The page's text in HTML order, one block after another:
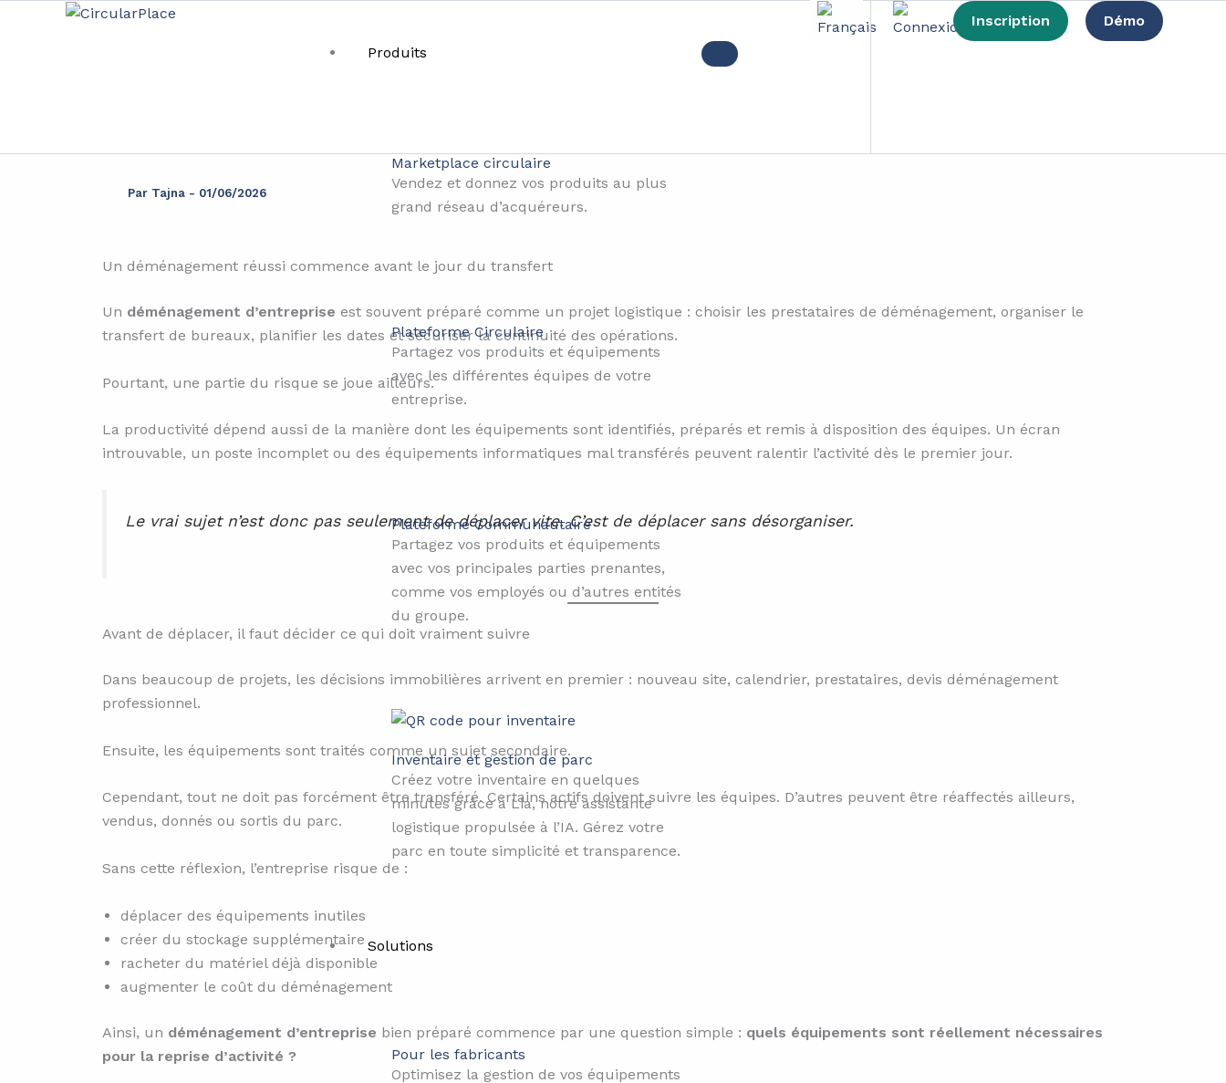
Produits
Marketplace circulaire
Vendez et donnez vos produits au plus
grand réseau d’acquéreurs.
Plateforme Circulaire
Partagez vos produits et équipements
avec les différentes équipes de votre
entreprise.
Plateforme Communautaire​​
Partagez vos produits et équipements
avec vos principales parties prenantes,
comme vos employés ou d’autres entités
du groupe.
Inventaire et gestion de parc
Créez votre inventaire en quelques
minutes grâce à Lia, notre assistante
logistique propulsée à l’IA. Gérez votre
parc en toute simplicité et transparence.
Solutions
Pour les fabricants
Optimisez la gestion de vos équipements
Inscription Démo
Par Tajna - 01/06/2026
Un déménagement réussi commence avant le jour du transfert
Un déménagement d’entreprise est souvent préparé comme un projet logistique : choisir les prestataires de déménagement, organiser le
transfert de bureaux, planifier les dates et sécuriser la continuité des opérations.
Pourtant, une partie du risque se joue ailleurs.
La productivité dépend aussi de la manière dont les équipements sont identifiés, préparés et remis à disposition des équipes. Un écran
introuvable, un poste incomplet ou des équipements informatiques mal transférés peuvent ralentir l’activité dès le premier jour.
Le vrai sujet n’est donc pas seulement de déplacer vite. C’est de déplacer sans désorganiser.
Avant de déplacer, il faut décider ce qui doit vraiment suivre
Dans beaucoup de projets, les décisions immobilières arrivent en premier : nouveau site, calendrier, prestataires, devis déménagement
professionnel.
Ensuite, les équipements sont traités comme un sujet secondaire.
Cependant, tout ne doit pas forcément être transféré. Certains actifs doivent suivre les équipes. D’autres peuvent être réaffectés ailleurs,
vendus, donnés ou sortis du parc.
Sans cette réflexion, l’entreprise risque de :
déplacer des équipements inutiles
créer du stockage supplémentaire
racheter du matériel déjà disponible
augmenter le coût du déménagement
Ainsi, un déménagement d’entreprise bien préparé commence par une question simple : quels équipements sont réellement nécessaires
pour la reprise d’activité ?